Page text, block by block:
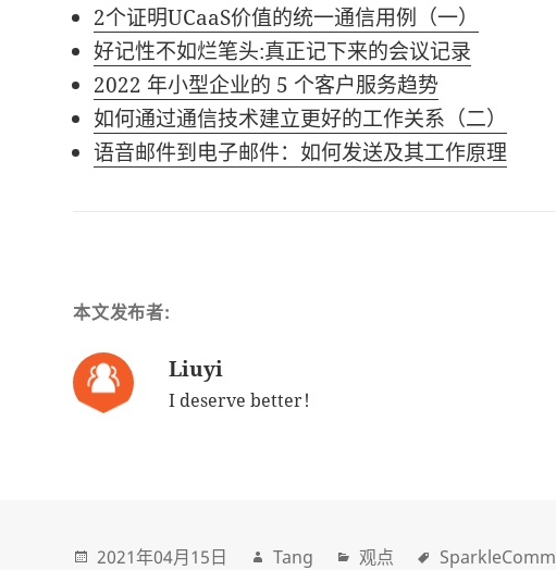
2个证明UCaaS价值的统一通信用例（一）
好记性不如烂笔头:真正记下来的会议记录
2022 年小型企业的 5 个客户服务趋势
如何通过通信技术建立更好的工作关系（二）
语音邮件到电子邮件：如何发送及其工作原理
本文发布者:
Liuyi
I deserve better！
2021年04月15日 Tang 观点 SparkleComm